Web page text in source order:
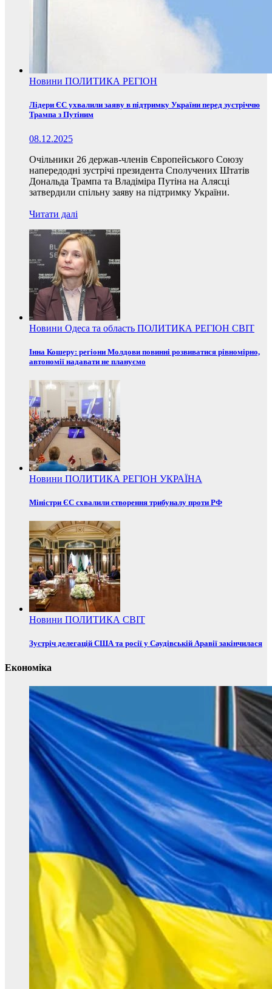
Новини ПОЛИТИКА РЕГІОН
Лідери ЄС ухвалили заяву в підтримку України перед зустріччю
Трампа з Путіним
08.12.2025
Очільники 26 держав-членів Європейського Союзу
напередодні зустрічі президента Сполучених Штатів
Дональда Трампа та Владіміра Путіна на Алясці
затвердили спільну заяву на підтримку України.
Читати далі
Новини Одеса та область ПОЛИТИКА РЕГІОН СВІТ
Інна Кошеру: регіони Молдови повинні розвиватися рівномірно,
автономії надавати не плануємо
Новини ПОЛИТИКА РЕГІОН УКРАЇНА
Міністри ЄС схвалили створення трибуналу проти РФ
Новини ПОЛИТИКА СВІТ
Зустріч делегацій США та росії у Саудівській Аравії закінчилася
Економіка